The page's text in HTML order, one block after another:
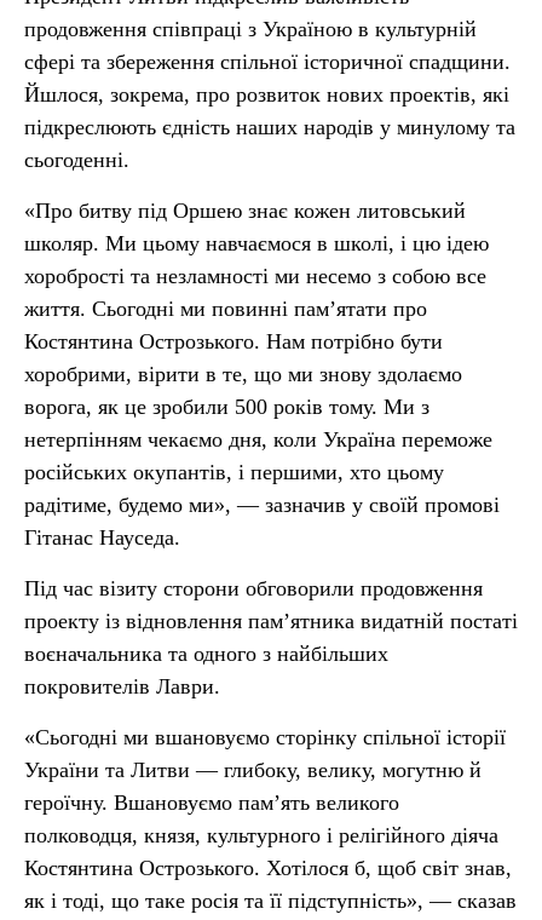
продовження співпраці з Україною в культурній
сфері та збереження спільної історичної спадщини.
Йшлося, зокрема, про розвиток нових проектів, які
підкреслюють єдність наших народів у минулому та
сьогоденні.
«Про битву під Оршею знає кожен литовський
школяр. Ми цьому навчаємося в школі, і цю ідею
хоробрості та незламності ми несемо з собою все
життя. Сьогодні ми повинні пам’ятати про
Костянтина Острозького. Нам потрібно бути
хоробрими, вірити в те, що ми знову здолаємо
ворога, як це зробили 500 років тому. Ми з
нетерпінням чекаємо дня, коли Україна переможе
російських окупантів, і першими, хто цьому
радітиме, будемо ми», — зазначив у своїй промові
Гітанас Науседа.
Під час візиту сторони обговорили продовження
проекту із відновлення пам’ятника видатній постаті
воєначальника та одного з найбільших
покровителів Лаври.
«Сьогодні ми вшановуємо сторінку спільної історії
України та Литви — глибоку, велику, могутню й
героїчну. Вшановуємо пам’ять великого
полководця, князя, культурного і релігійного діяча
Костянтина Острозького. Хотілося б, щоб світ знав,
як і тоді, що таке росія та її підступність», — сказав